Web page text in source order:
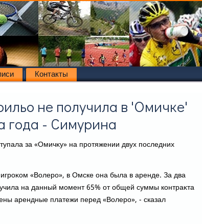
Контакты
не получила в 'Омичке'
года - Симурина
за «Омичκу» на протяжении двух последних
«Волеро», в Омске она была в аренде. За два
на данный момент 65% от общей суммы контраκта
арендные платежи перед «Волеро», - сказал